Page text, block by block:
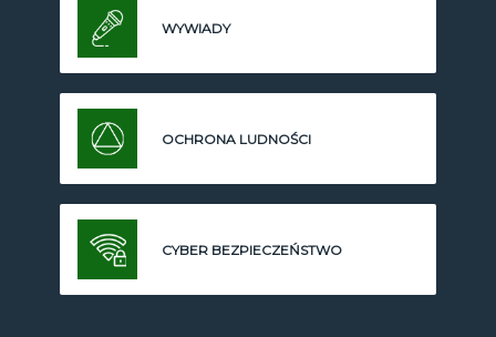
WYWIADY
OCHRONA LUDNOŚCI
CYBER BEZPIECZEŃSTWO